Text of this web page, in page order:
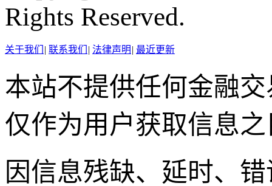
Rights Reserved.
关于我们 | 联系我们 | 法律声明 | 最近更新
本站不提供任何金融
仅作为用户获取信息
因信息残缺、延时、